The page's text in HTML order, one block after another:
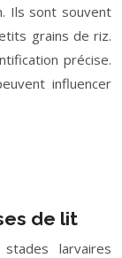
Ils sont souvent
grains de riz.
précise.
influencer
de lit
larvaires